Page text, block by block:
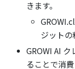
きます。
ジットの
GROWI AI
ることで消費